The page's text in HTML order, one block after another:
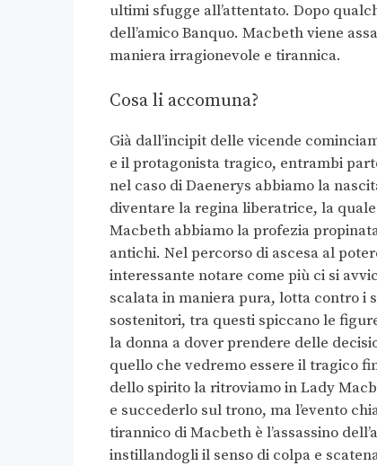
ultimi sfugge all’attentato. Dopo
dell’amico Banquo. Macbeth viene
maniera irragionevole e tirannica.
Cosa li accomuna?
Già dall’incipit delle vicende
e il protagonista tragico, entrambi
nel caso di Daenerys abbiamo la
diventare la regina liberatrice, la
Macbeth abbiamo la profezia
antichi. Nel percorso di ascesa al
interessante notare come più ci si
scalata in maniera pura, lotta contro i
sostenitori, tra questi spiccano le
la donna a dover prendere delle
quello che vedremo essere il tragico
dello spirito la ritroviamo in Lady
e succederlo sul trono, ma l’evento
tirannico di Macbeth è l’assassino
instillandogli il senso di colpa e